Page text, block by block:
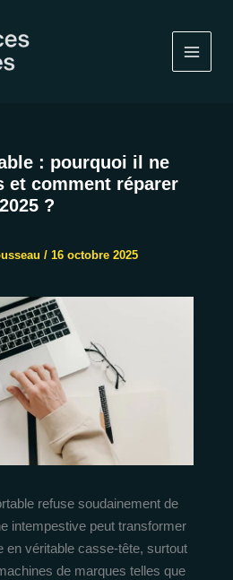
: pourquoi il ne
et comment réparer
?
/ 16 octobre 2025
refuse soudainement de
intempestive peut transformer
en véritable casse-tête, surtout
de marques telles que